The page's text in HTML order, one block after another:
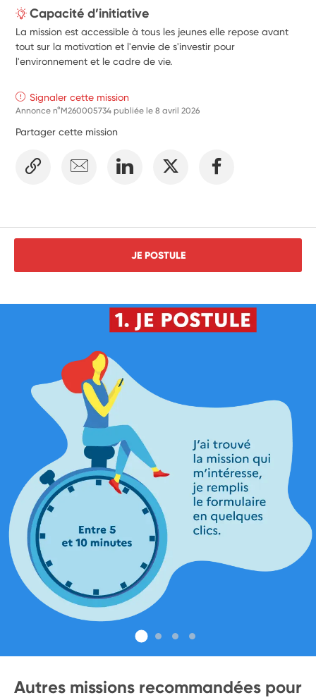
place).
Participation à des actions de sensibilisation sur le
moustique tigre : diffusion de messages de prévention,
appui aux campagnes d’information et aux opérations
de porte-à-porte encadrées.
(photos, témoignages, retours d’expérience).
Capacité d’initiative
La mission est accessible à tous les jeunes elle repose avant
tout sur la motivation et l'envie de s'investir pour
l'environnement et le cadre de vie.
Signaler cette mission
Annonce n°M260005734 publiée le8 avril 2026
Partager cette mission
JE POSTULE
Autres missions recommandées pour